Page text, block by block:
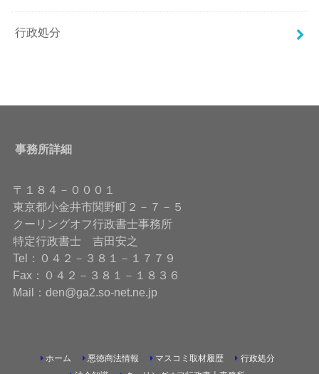
行政処分
事務所詳細
〒１８４－０００１
東京都小金井市関野町２－７－５
クーリングオフ行政書士事務所
特定行政書士 吉田安之
Tel：０４２－３８１－１７７９
Fax：０４２－３８１－１８３６
Mail：den@ga2.so-net.ne.jp
ホーム 悪徳商法情報 マスコミ取材履歴
行政処分